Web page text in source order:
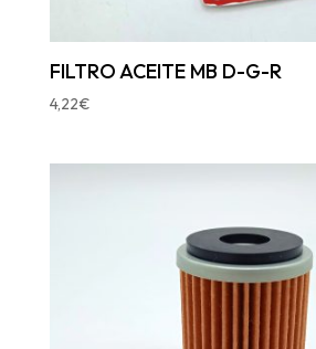
FILTRO ACEITE MB D-G-R
4,22€